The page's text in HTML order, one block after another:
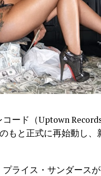
ード（Uptown
もと正式に再始動し、
ライス・サンダース